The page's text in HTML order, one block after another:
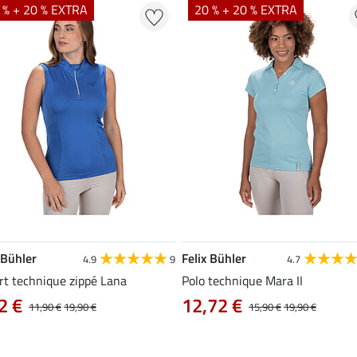
+ 20 % EXTRA
4.9 9
technique zippé Lana
11,90 €19,90 €
€
20 % + 20 % EXTRA
Felix Bühler 4.7
Polo technique Mara II
15,90 €19,90 €
12,72 €